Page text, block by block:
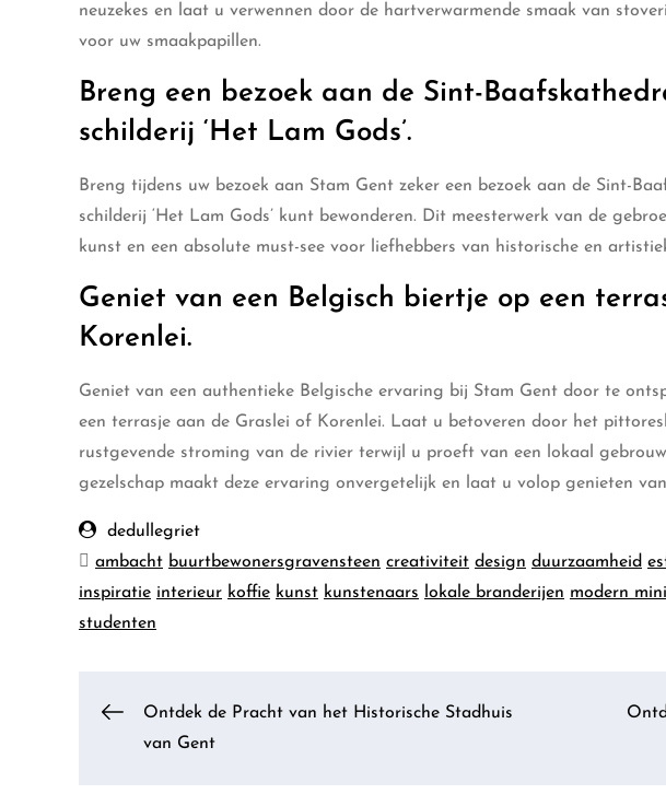
neuzekes en laat u verwennen door de hartverwarmende smaak van
voor uw smaakpapillen.
Breng een bezoek aan de Sint-
schilderij ‘Het Lam Gods’.
Breng tijdens uw bezoek aan Stam Gent zeker een bezoek aan de Sint-
schilderij ‘Het Lam Gods’ kunt bewonderen. Dit meesterwerk van de
kunst en een absolute must-see voor liefhebbers van historische en
Geniet van een Belgisch biertje op een
Korenlei.
Geniet van een authentieke Belgische ervaring bij Stam Gent door te
een terrasje aan de Graslei of Korenlei. Laat u betoveren door het
rustgevende stroming van de rivier terwijl u proeft van een lokaal
gezelschap maakt deze ervaring onvergetelijk en laat u volop genieten
dedullegriet
ambacht buurtbewonersgravensteen creativiteit design duurzaamheid
inspiratie interieur koffie kunst kunstenaars lokale branderijen modern
studenten
Berichtnavigatie
Ontdek de Pracht van het Historische Stadhuis
van Gent